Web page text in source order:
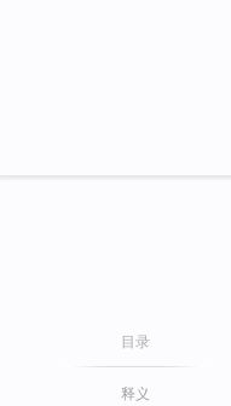
目录
释义